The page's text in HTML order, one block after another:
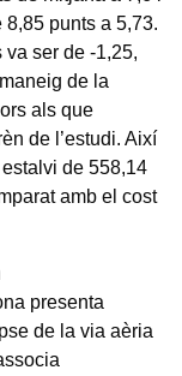
punts a 5,73.
ser de -1,25,
de la
als que
de l’estudi. Així
de 558,14
amb el cost
presenta
de la via aèria